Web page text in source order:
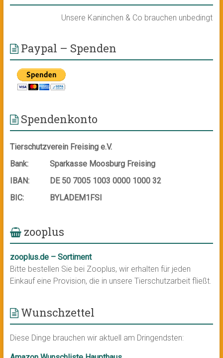
Unsere Kaninchen & Co brauchen unbedingt
Paypal – Spenden
Spendenkonto
Tierschutzverein Freising e.V.
Bank:
Sparkasse Moosburg Freising
IBAN:
DE 50 7005 1003 0000 1000 32
BIC:
BYLADEM1FSI
zooplus
zooplus.de – Sortiment
Bitte bestellen Sie bei Zooplus, wir erhalten für jeden
Einkauf eine Provision, die in unsere Tierschutzarbeit fließt.
Wunschzettel
Diese Dinge brauchen wir aktuell am Dringendsten: